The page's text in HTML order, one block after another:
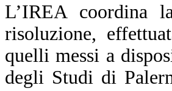
L’IREA coordina
risoluzione,
quelli messi a
degli Studi di